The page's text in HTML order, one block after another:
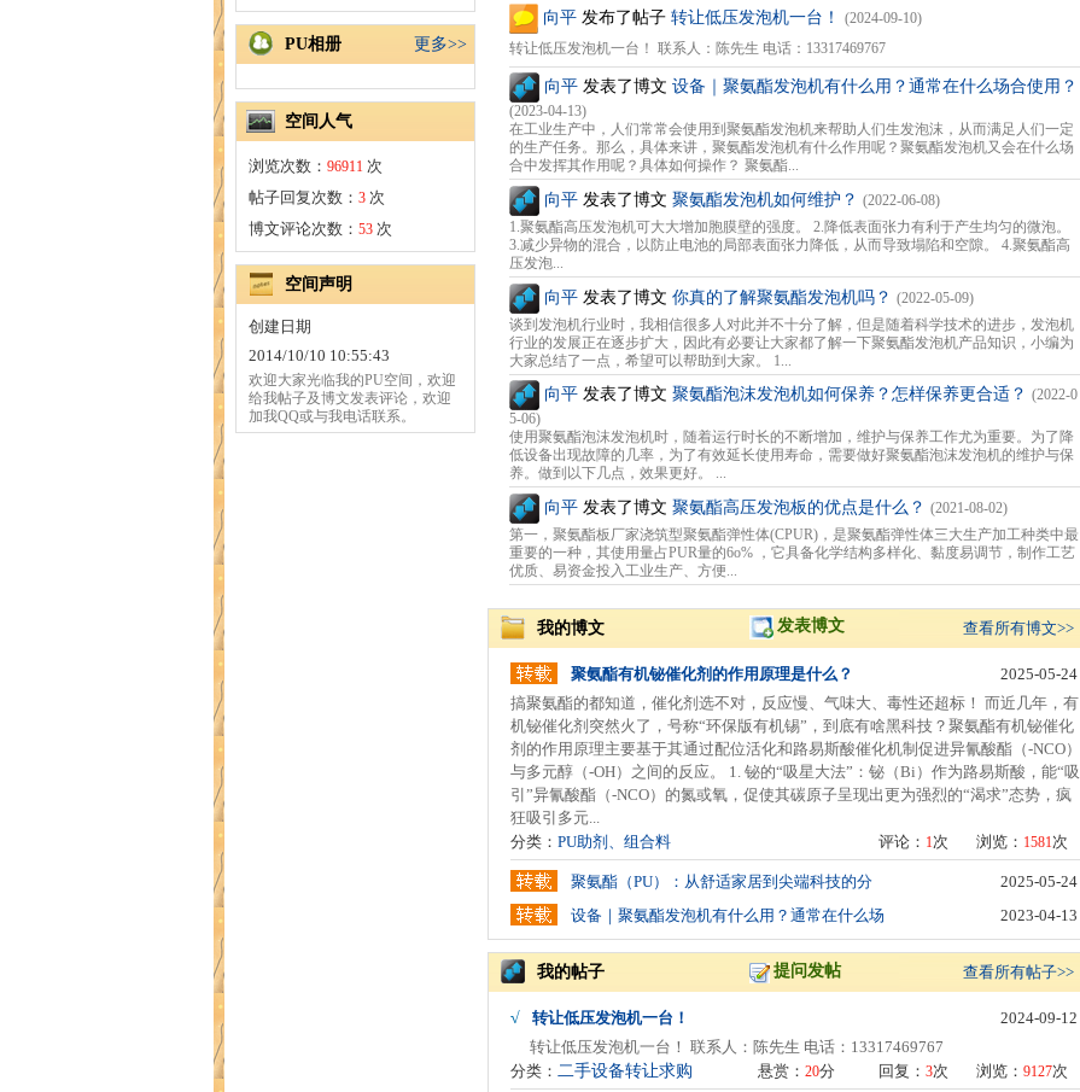
PU相册 更多>>
空间人气
浏览次数： 96911 次
帖子回复次数： 3 次
博文评论次数： 53 次
空间声明
创建日期
2014/10/10 10:55:43
欢迎大家光临我的PU空间，欢迎
给我帖子及博文发表评论，欢迎
加我QQ或与我电话联系。
向平 发布了帖子 转让低压发泡机一台！
(2024-09-10)
转让低压发泡机一台！ 联系人：陈先生 电话：13317469767
向平 发表了博文 设备｜聚氨酯发泡机有什么用？通常在什么场合使用？
(2023-04-13)
在工业生产中，人们常常会使用到聚氨酯发泡机来帮助人们生发泡沫，从而满足人们一定
的生产任务。那么，具体来讲，聚氨酯发泡机有什么作用呢？聚氨酯发泡机又会在什么场
合中发挥其作用呢？具体如何操作？ 聚氨酯...
向平 发表了博文 聚氨酯发泡机如何维护？ (2022-06-08)
1.聚氨酯高压发泡机可大大增加胞膜壁的强度。 2.降低表面张力有利于产生均匀的微泡。
3.减少异物的混合，以防止电池的局部表面张力降低，从而导致塌陷和空隙。 4.聚氨酯高
压发泡...
向平 发表了博文 你真的了解聚氨酯发泡机吗？ (2022-05-09)
谈到发泡机行业时，我相信很多人对此并不十分了解，但是随着科学技术的进步，发泡机
行业的发展正在逐步扩大，因此有必要让大家都了解一下聚氨酯发泡机产品知识，小编为
大家总结了一点，希望可以帮助到大家。 1...
向平 发表了博文 聚氨酯泡沫发泡机如何保养？怎样保养更合适？ (2022-0
5-06)
使用聚氨酯泡沫发泡机时，随着运行时长的不断增加，维护与保养工作尤为重要。为了降
低设备出现故障的几率，为了有效延长使用寿命，需要做好聚氨酯泡沫发泡机的维护与保
养。做到以下几点，效果更好。 ...
向平 发表了博文 聚氨酯高压发泡板的优点是什么？ (2021-08-02)
第一，聚氨酯板厂家浇筑型聚氨酯弹性体(CPUR)，是聚氨酯弹性体三大生产加工种类中最
重要的一种，其使用量占PUR量的6o% ，它具备化学结构多样化、黏度易调节，制作工艺
优质、易资金投入工业生产、方便...
我的博文 发表博文 查看所有博文>>
聚氨酯有机铋催化剂的作用原理是什么？
2025-05-24
搞聚氨酯的都知道，催化剂选不对，反应慢、气味大、毒性还超标！ 而近几年，有
机铋催化剂突然火了，号称“环保版有机锡”，到底有啥黑科技？聚氨酯有机铋催化
剂的作用原理主要基于其通过配位活化和路易斯酸催化机制促进异氰酸酯（-NCO）
与多元醇（-OH）之间的反应。 1. 铋的“吸星大法”：铋（Bi）作为路易斯酸，能“吸
引”异氰酸酯（-NCO）的氮或氧，促使其碳原子呈现出更为强烈的“渴求”态势，疯
狂吸引多元...
分类： PU助剂、组合料 评论： 1次 浏览： 1581次
聚氨酯（PU）：从舒适家居到尖端科技的分
2025-05-24
设备｜聚氨酯发泡机有什么用？通常在什么场
2023-04-13
我的帖子 提问发帖 查看所有帖子>>
√ 转让低压发泡机一台！
2024-09-12
转让低压发泡机一台！ 联系人：陈先生 电话：13317469767
分类： 二手设备转让求购 悬赏： 20分 回复： 3次 浏览： 9127次